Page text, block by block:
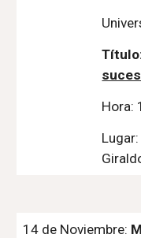
Hora:
14 de Noviembre: